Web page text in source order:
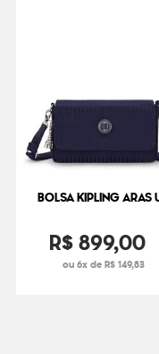
BOLSA KIPLING ARAS
R$899,00
ou 6x de R$ 149,83